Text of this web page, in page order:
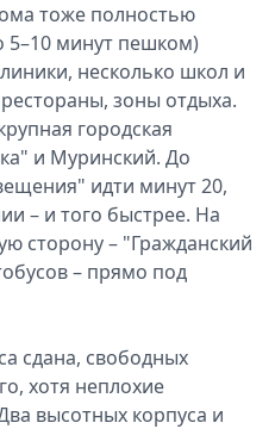
тоже полностью
5–10 минут пешком)
несколько школ и
зоны отдыха.
городская
и Муринский. До
идти минут 20,
– и того быстрее. На
сторону – "Гражданский
– прямо под
сдана, свободных
хотя неплохие
высотных корпуса и